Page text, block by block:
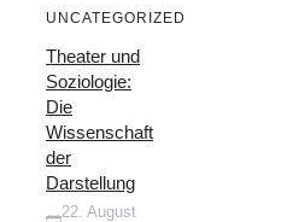
UNCATEGORIZED
Theater und
Soziologie:
Die
Wissenschaft
der
Darstellung
22. August